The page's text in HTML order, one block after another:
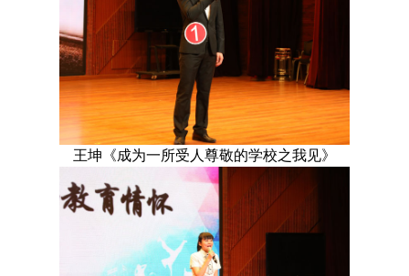
王坤《成为一所受人尊敬的学校之我见》